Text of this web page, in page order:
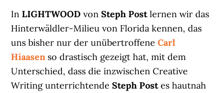
In LIGHTWOOD vonSteph Postlernen wir das
Hinterwäldler-Milieu von Florida kennen, das
uns bisher nur der unübertroffeneCarl
Hiaasen so drastisch gezeigt hat, mit dem
Unterschied, dass die inzwischen Creative
Writing unterrichtendeSteph Postes hautnah